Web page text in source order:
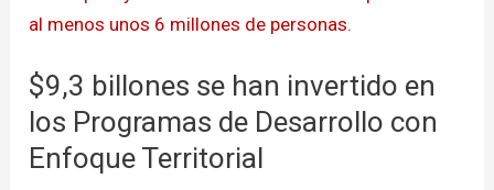
$9,3 billones se han invertido en
los Programas de Desarrollo con
Enfoque Territorial
se
invertido
en
los
Programas